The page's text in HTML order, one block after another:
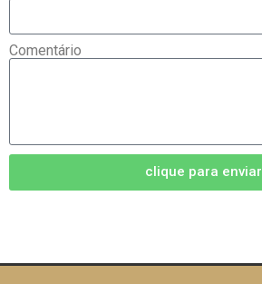
Comentário
clique para enviar